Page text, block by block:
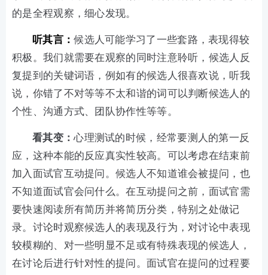
的是全程观察，细心发现。
听其言：候选人可能学习了一些套路，表现得较
积极。我们就需要在观察的同时注意聆听，候选人反
复提到的关键词语，例如有的候选人很喜欢说，听我
说，你错了不对等等不太和谐的词可以判断候选人的
个性、沟通方式、团队协作性等等。
看其变：心理测试的时候，经常要测人的第一反
应，这种本能的反应真实性较高。可以考虑在结束前
加入面试官互动提问。候选人不知道谁会被提问，也
不知道面试官会问什么。在互动提问之前，面试官需
要快速阅读所有简历并将简历分类，特别之处做记
录。讨论时观察候选人的表现及行为，对讨论中表现
较模糊的、对一些明显不足或有特殊表现的候选人，
在讨论后进行针对性的提问。面试官在提问的过程要